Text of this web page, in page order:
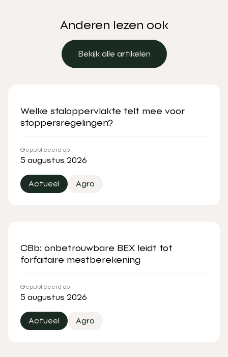
Anderen lezen ook
Bekijk alle artikelen
Welke staloppervlakte telt mee voor
stoppersregelingen?
Gepubliceerd op
5 augustus 2026
Actueel Agro
CBb: onbetrouwbare BEX leidt tot
forfaitaire mestberekening
Gepubliceerd op
5 augustus 2026
Actueel Agro